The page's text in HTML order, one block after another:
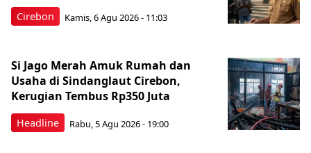
Cirebon Kamis, 6 Agu 2026 - 11:03
Headline
Si Jago Merah Amuk Rumah dan
Usaha di Sindanglaut Cirebon,
Kerugian Tembus Rp350 Juta
Rabu, 5 Agu 2026 - 19:00